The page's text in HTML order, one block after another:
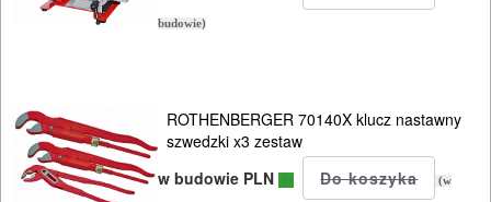
budowie)
ROTHENBERGER 70140X klucz nastawny
szwedzki x3 zestaw
w budowie PLN
(w